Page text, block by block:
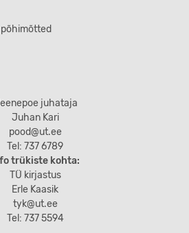
juhataja
Juhan Kari
pood@ut.ee
Tel: 737 6789
trükiste kohta:
TÜ kirjastus
Erle Kaasik
tyk@ut.ee
Tel: 737 5594